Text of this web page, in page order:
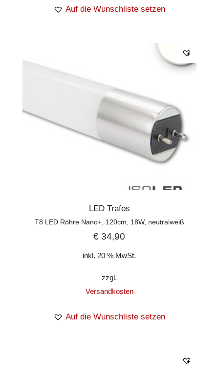
Auf die Wunschliste setzen
LED Trafos
T8 LED Röhre Nano+, 120cm, 18W, neutralweiß
€ 34,90
inkl. 20 % MwSt.
zzgl.
Versandkosten
Auf die Wunschliste setzen